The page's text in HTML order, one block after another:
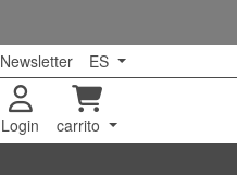
Newsletter ES
Login
carrito